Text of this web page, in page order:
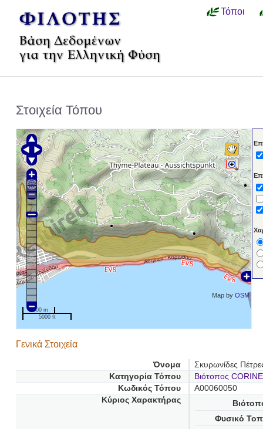
Τόποι
Στοιχεία Τόπου
Map byOSM
1000 m
5000 ft
Γενικά Στοιχεία
Όνομα
Σκυρωνίδες
Κατηγορία Τόπου
Βιότοπος CORINE
Κωδικός Τόπου
A00060050
Κύριος Χαρακτήρας
Φυσικό